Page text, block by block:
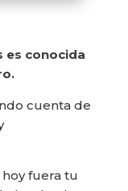
es conocida
cuenta de
fuera tu